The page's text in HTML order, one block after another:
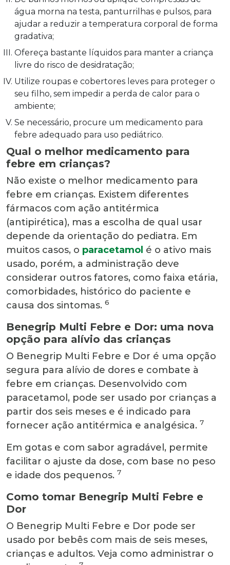
água morna na testa, panturrilhas e pulsos, para
ajudar a reduzir a temperatura corporal de forma
gradativa;
Ofereça bastante líquidos para manter a criança
livre do risco de desidratação;
Utilize roupas e cobertores leves para proteger o
seu filho, sem impedir a perda de calor para o
ambiente;
Se necessário, procure um medicamento para
febre adequado para uso pediátrico.
Qual o melhor medicamento para
febre em crianças?
Não existe o melhor medicamento para
febre em crianças. Existem diferentes
fármacos com ação antitérmica
(antipirética), mas a escolha de qual usar
depende da orientação do pediatra. Em
muitos casos, o paracetamol é o ativo mais
usado, porém, a administração deve
considerar outros fatores, como faixa etária,
comorbidades, histórico do paciente e
causa dos sintomas. 6
Benegrip Multi Febre e Dor: uma nova
opção para alívio das crianças
O Benegrip Multi Febre e Dor é uma opção
segura para alívio de dores e combate à
febre em crianças. Desenvolvido com
paracetamol, pode ser usado por crianças a
partir dos seis meses e é indicado para
fornecer ação antitérmica e analgésica. 7
Em gotas e com sabor agradável, permite
facilitar o ajuste da dose, com base no peso
e idade dos pequenos. 7
Como tomar Benegrip Multi Febre e
Dor
O Benegrip Multi Febre e Dor pode ser
usado por bebês com mais de seis meses,
crianças e adultos. Veja como administrar o